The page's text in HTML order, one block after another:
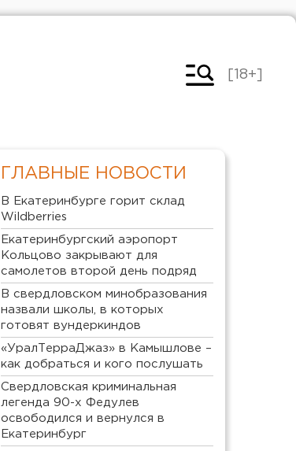
[18+]
ГЛАВНЫЕ НОВОСТИ
В Екатеринбурге горит склад
Wildberries
Екатеринбургский аэропорт
Кольцово закрывают для
самолетов второй день подряд
В свердловском минобразования
назвали школы, в которых
готовят вундеркиндов
«УралТерраДжаз» в Камышлове –
как добраться и кого послушать
Свердловская криминальная
легенда 90-х Федулев
освободился и вернулся в
Екатеринбург